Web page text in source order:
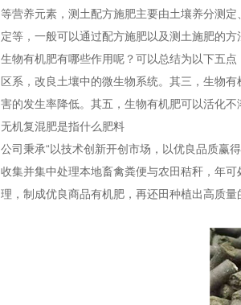
等营养元素，测土配方施肥主要由土壤养分测
定等，一般可以通过配方施肥以及测土施肥的方
生物有机肥有哪些作用呢？可以总结为以下五
区系，改良土壤中的微生物系统。其三，生物
害的发生率降低。其五，生物有机肥可以活化不
无机复混肥是指什么肥料
公司秉承“以技术创新开创市场，以优良品质赢
收集并集中处理本地畜禽粪便与农田秸秆，年
理，制成优良商品有机肥，再还田种植出高质量